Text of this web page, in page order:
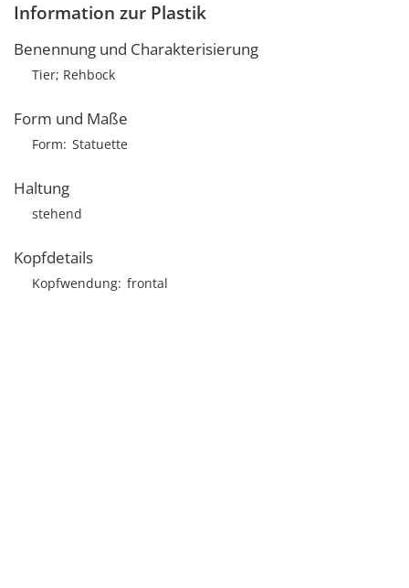
Information zur Plastik
Benennung und Charakterisierung
Tier; Rehbock
Form und Maße
Form Statuette
Haltung
stehend
Kopfdetails
Kopfwendung frontal